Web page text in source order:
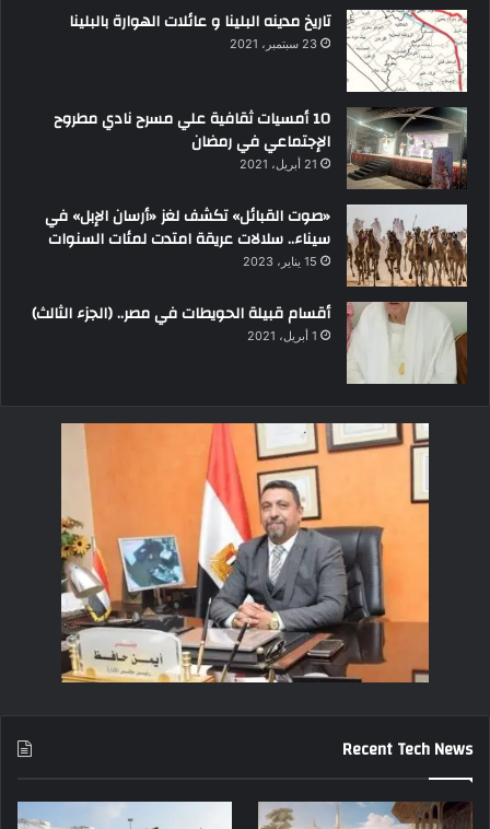
تاريخ مدينه البلينا و عائلات الهوارة بالبلينا
23 سبتمبر، 2021
10 أمسيات ثقافية علي مسرح نادي مطروح
الإجتماعي في رمضان
21 أبريل، 2021
«صوت القبائل» تكشف لغز «أرسان الإبل» في
سيناء.. سلالات عريقة امتدت لمئات السنوات
15 يناير، 2023
أقسام قبيلة الحويطات في مصر.. (الجزء الثالث)
1 أبريل، 2021
Recent Tech News